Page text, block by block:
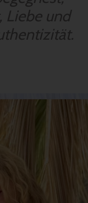
Liebe und